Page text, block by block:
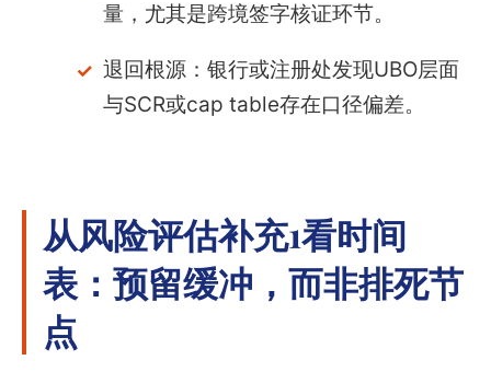
量，尤其是跨境签字核证环节。
退回根源：银行或注册处发现UBO层面
与SCR或cap table存在口径偏差。
从风险评估补充1看时间
表：预留缓冲，而非排死节
点